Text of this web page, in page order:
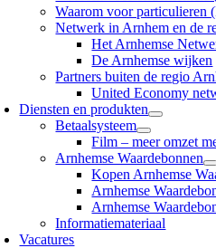
Waarom voor particulieren
Netwerk in Arnhem en de
Het Arnhemse
De Arnhemse wijken
Partners buiten de regio
United Economy
Diensten en produkten
Betaalsysteem
Film – meer omzet
Arnhemse Waardebonnen
Kopen Arnhemse
Arnhemse
Arnhemse
Informatiemateriaal
Vacatures